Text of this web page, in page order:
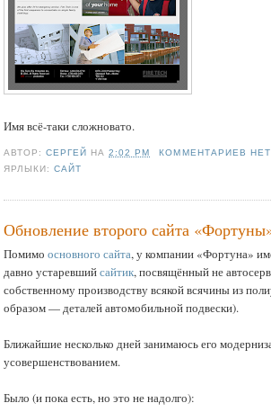
Имя всё-таки сложновато.
АВТОР:СЕРГЕЙ НА2:02 PM
КОММЕНТАРИЕВ
ЯРЛЫКИ:САЙТ
Обновление второго сайта
Помимо основного сайта, у компании «Фортуна»
давно устаревшийсайтик, посвящённый не
собственному производству всякой всячины из
образом — деталей автомобильной подвески).
Ближайшие несколько дней занимаюсь его
усовершенствованием.
Было (и пока есть, но это не надолго):